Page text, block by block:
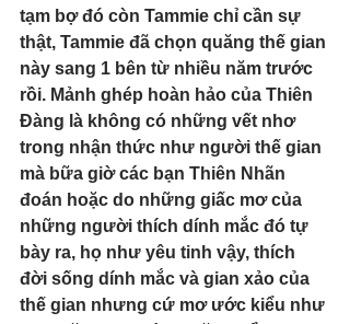
tạm bợ đó còn Tammie chỉ cần sự
thật, Tammie đã chọn quăng thế gian
này sang 1 bên từ nhiều năm trước
rồi. Mảnh ghép hoàn hảo của Thiên
Đàng là không có những vết nhơ
trong nhận thức như người thế gian
mà bữa giờ các bạn Thiên Nhãn
đoán hoặc do những giấc mơ của
những người thích dính mắc đó tự
bày ra, họ như yêu tinh vậy, thích
đời sống dính mắc và gian xảo của
thế gian nhưng cứ mơ ước kiểu như